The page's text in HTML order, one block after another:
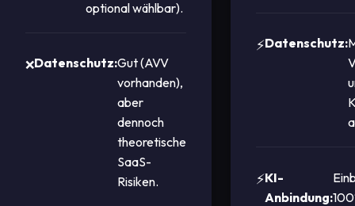
optional wählbar).
Datenschutz:Gut (AVV
vorhanden),
aber
dennoch
theoretische
SaaS-
Risiken.
Datenschutz:
KI-
Anbindung: